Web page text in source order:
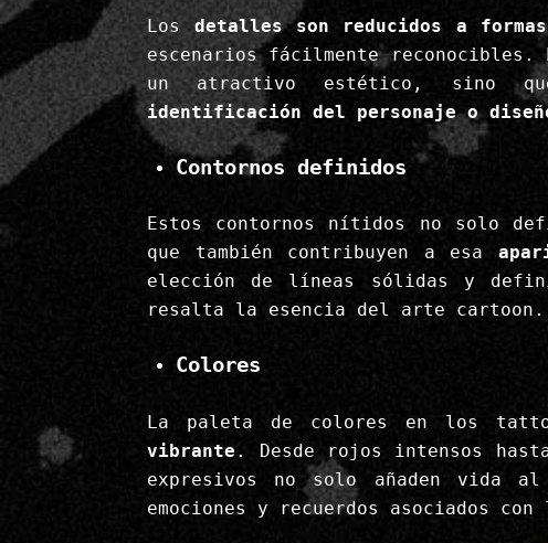
Los detalles son reducidos a
escenarios fácilmente
un atractivo estético, sino
identificación del personaje o
Contornos definidos
Estos contornos nítidos no solo
que también contribuyen a esa
elección de líneas sólidas y
resalta la esencia del arte cartoon.
Colores
La paleta de colores en los
vibrante . Desde rojos intensos
expresivos no solo añaden vida
emociones y recuerdos asociados